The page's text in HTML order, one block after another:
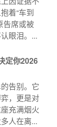
着“车到
告席或被
眼泪。...
定你2026
告别。它
，更是对
充满烟火
人在离...